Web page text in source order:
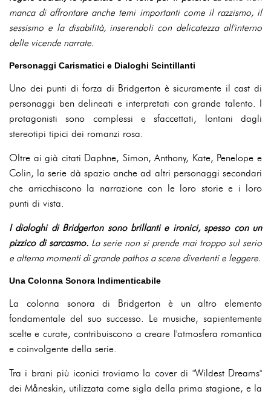
manca di affrontare anche temi importanti come il razzismo, il
sessismo e la disabilità, inserendoli con delicatezza all'interno
delle vicende narrate.
Personaggi Carismatici e Dialoghi Scintillanti
Uno dei punti di forza di Bridgerton è sicuramente il cast di
personaggi ben delineati e interpretati con grande talento. I
protagonisti sono complessi e sfaccettati, lontani dagli
stereotipi tipici dei romanzi rosa.
Oltre ai già citati Daphne, Simon, Anthony, Kate, Penelope e
Colin, la serie dà spazio anche ad altri personaggi secondari
che arricchiscono la narrazione con le loro storie e i loro
punti di vista.
I dialoghi di Bridgerton sono brillanti e ironici, spesso con un
pizzico di sarcasmo. La serie non si prende mai troppo sul serio
e alterna momenti di grande pathos a scene divertenti e leggere.
Una Colonna Sonora Indimenticabile
La colonna sonora di Bridgerton è un altro elemento
fondamentale del suo successo. Le musiche, sapientemente
scelte e curate, contribuiscono a creare l'atmosfera romantica
e coinvolgente della serie.
Tra i brani più iconici troviamo la cover di "Wildest Dreams"
dei Måneskin, utilizzata come sigla della prima stagione, e la